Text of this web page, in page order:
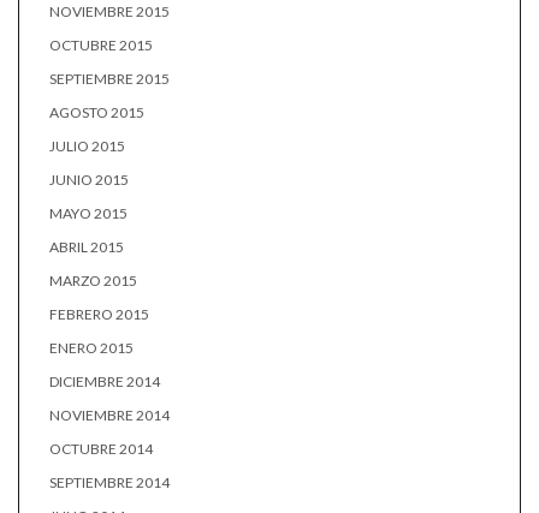
NOVIEMBRE 2015
OCTUBRE 2015
SEPTIEMBRE 2015
AGOSTO 2015
JULIO 2015
JUNIO 2015
MAYO 2015
ABRIL 2015
MARZO 2015
FEBRERO 2015
ENERO 2015
DICIEMBRE 2014
NOVIEMBRE 2014
OCTUBRE 2014
SEPTIEMBRE 2014